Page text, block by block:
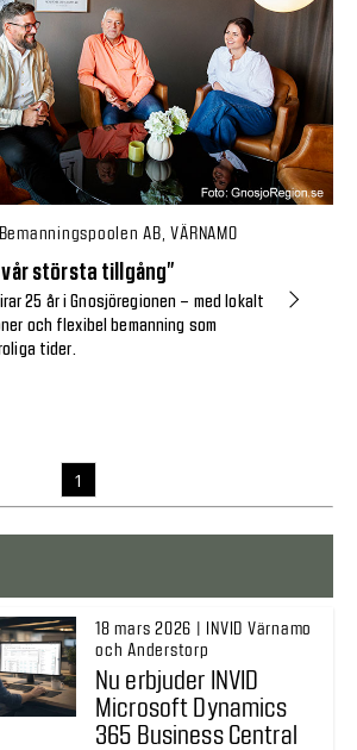
AB, VÄRNAMO
vår största tillgång”
25 år i Gnosjöregionen – med lokalt
och flexibel bemanning som
tider.
1
18 mars 2026 | INVID Värnamo
och Anderstorp
Nu erbjuder INVID
Microsoft Dynamics
365 Business Central